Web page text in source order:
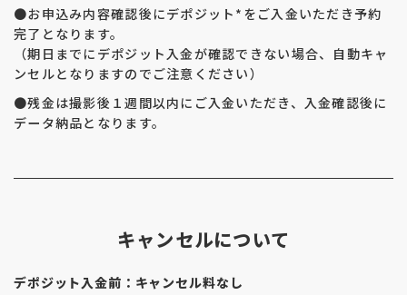
●お申込み内容確認後にデポジット*をご入金いただき予約
完了となります。
（期日までにデポジット入金が確認できない場合、自動キャ
ンセルとなりますのでご注意ください）
●残金は撮影後１週間以内にご入金いただき、入金確認後に
データ納品となります。
キャンセルについて
デポジット入金前：キャンセル料なし